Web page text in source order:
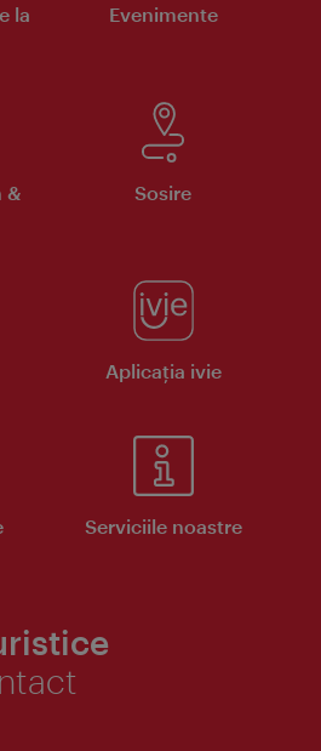
la
Evenimente
&
Sosire
Aplicaţia ivie
Serviciile noastre